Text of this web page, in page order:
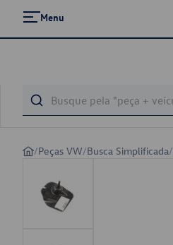
Menu
/Peças VW/Busca Simplificada/